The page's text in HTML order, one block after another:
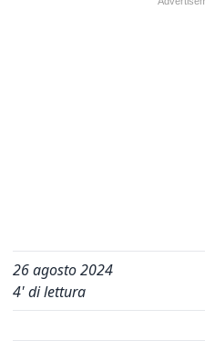
26 agosto 2024
4' di lettura